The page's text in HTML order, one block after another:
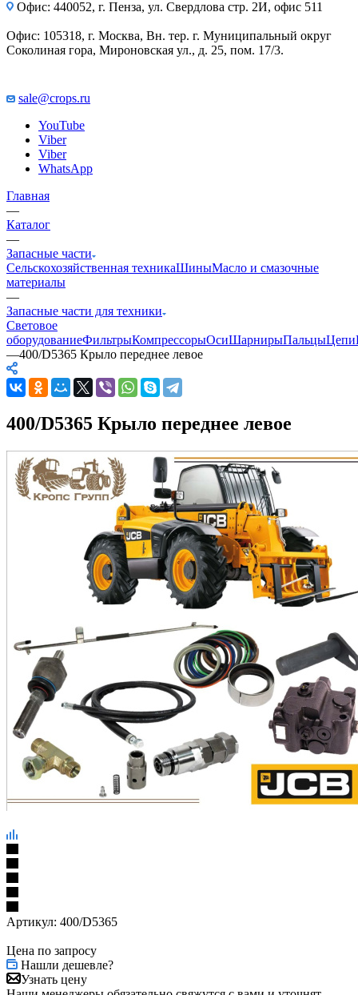
Офис: 440052, г. Пенза, ул. Свердлова стр. 2И, офис 511
Офис: 105318, г. Москва, Вн. тер. г. Муниципальный округ
Соколиная гора, Мироновская ул., д. 25, пом. 17/3.
sale@crops.ru
YouTube
Viber
Viber
WhatsApp
Главная
—
Каталог
—
Запасные части
Сельскохозяйственная техникаШиныМасло и смазочные
материалы
—
Запасные части для техники
Световое
оборудованиеФильтрыКомпрессорыОсиШарнирыПальцыЦепи
—400/D5365 Крыло переднее левое
400/D5365 Крыло переднее левое
Артикул: 400/D5365
Цена по запросу
Нашли дешевле?
Узнать цену